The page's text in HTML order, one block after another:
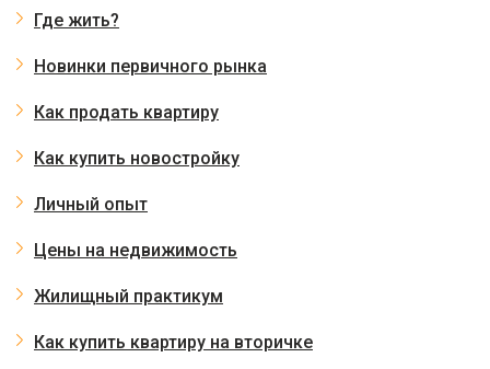
Где жить?
Новинки первичного рынка
Как продать квартиру
Как купить новостройку
Личный опыт
Цены на недвижимость
Жилищный практикум
Как купить квартиру на вторичке